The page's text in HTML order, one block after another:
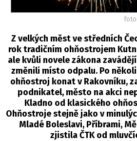
foto:
Z velkých měst ve středních
rok tradičním ohňostrojem
ale kvůli novele zákona
změnili místo odpalu. Po
ohňostroj konat v Rakovníku,
podnikatel, město na akci
Kladno od klasického
Ohňostroje stejně jako v
Mladé Boleslavi, Příbrami,
zjistila ČTK od